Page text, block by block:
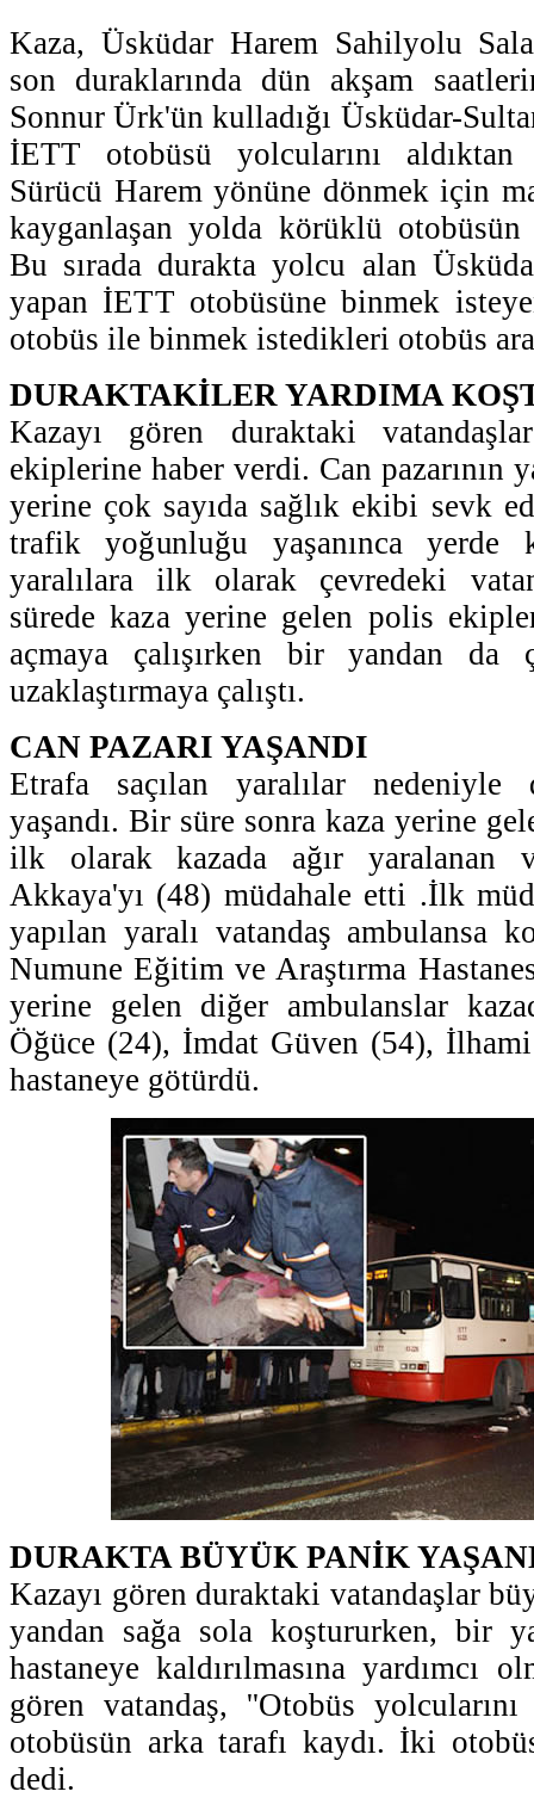
Kaza, Üsküdar Harem Sahilyolu
son duraklarında dün akşam
Sonnur Ürk'ün kulladığı Üsküdar-
İETT otobüsü yolcularını
Sürücü Harem yönüne dönmek için
kayganlaşan yolda körüklü
Bu sırada durakta yolcu alan
yapan İETT otobüsüne binmek
otobüs ile binmek istedikleri otobüs
DURAKTAKİLER YARDIMA
Kazayı gören duraktaki
ekiplerine haber verdi. Can pazarının
yerine çok sayıda sağlık ekibi sevk
trafik yoğunluğu yaşanınca yerde
yaralılara ilk olarak çevredeki
sürede kaza yerine gelen polis
açmaya çalışırken bir yandan da
uzaklaştırmaya çalıştı.
CAN PAZARI YAŞANDI
Etrafa saçılan yaralılar nedeniyle
yaşandı. Bir süre sonra kaza yerine
ilk olarak kazada ağır
Akkaya'yı (48) müdahale etti .İlk
yapılan yaralı vatandaş ambulansa
Numune Eğitim ve Araştırma
yerine gelen diğer ambulanslar
Öğüce (24), İmdat Güven (54),
hastaneye götürdü.
DURAKTA BÜYÜK PANİK
Kazayı gören duraktaki vatandaşlar
yandan sağa sola koştururken, bir
hastaneye kaldırılmasına yardımcı
gören vatandaş, ''Otobüs yolcularını
otobüsün arka tarafı kaydı. İki otobüs
dedi.